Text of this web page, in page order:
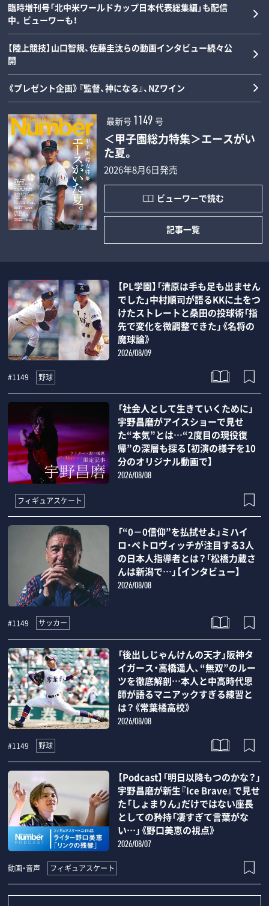
臨時増刊号「北中米ワールドカップ日本代表総集編」も配信
中。ビューワーも！
【陸上競技】山口智規、佐藤圭汰らの動画インタビュー続々公
開
《プレゼント企画》『監督、神になる』、NZワイン
最新号 1149 号
＜甲子園総力特集＞エースがい
た夏。
2026年8月6日発売
ビューワーで読む
記事一覧
【PL学園】「清原は手も足も出ません
でした」中村順司が語るKKに土をつ
けたストレートと桑田の投球術「指
先で変化を微調整できた」《名将の
魔球論》
2026/08/09
#1149 野球
「社会人として生きていくために」
宇野昌磨がアイスショーで見せ
た“本気”とは…“2度目の現役復
帰”の深層も探る【初演の様子を10
分のオリジナル動画で】
2026/08/08
フィギュアスケート
「“0－0信仰”を払拭せよ」ミハイ
ロ・ペトロヴィッチが注目する3人
の日本人指導者とは？「松橋力蔵さ
んは新潟で…」【インタビュー】
2026/08/08
#1149 サッカー
「後出しじゃんけんの天才」阪神タ
イガース・高橋遥人、“無双”のルー
ツを徹底解剖…本人と中高時代恩
師が語るマニアックすぎる練習と
は？《常葉橘高校》
2026/08/08
#1149 野球
【Podcast】「明日以降もつのかな？」
宇野昌磨が新生『Ice Brave』で見せ
た「しょまりん」だけではない座長
としての矜持「凄すぎて言葉がな
い…」《野口美恵の視点》
2026/08/07
動画・音声 フィギュアスケート